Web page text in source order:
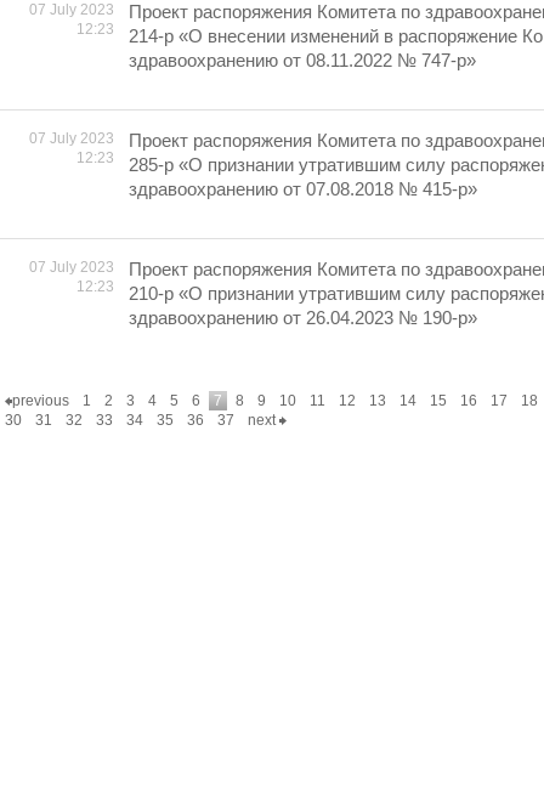
07 July 2023
12:23
Проект распоряжения Комитета по
214-р «О внесении изменений в распоряжение
здравоохранению от 08.11.2022 № 747-р»
07 July 2023
12:23
Проект распоряжения Комитета по
285-р «О признании утратившим силу
здравоохранению от 07.08.2018 № 415-р»
07 July 2023
12:23
Проект распоряжения Комитета по
210-р «О признании утратившим силу
здравоохранению от 26.04.2023 № 190-р»
previous 1 2 3 4 5 6 7 8 9 10 11 12 13 14 15 16 17
18
30
31 32 33 34 35 36 37 next